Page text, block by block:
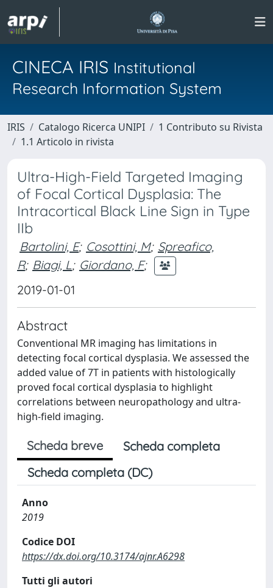
CINECA IRIS Institutional
Research Information System
IRIS Catalogo Ricerca UNIPI
1 Contributo su Rivista
1.1 Articolo in rivista
Ultra-High-Field Targeted Imaging
of Focal Cortical Dysplasia: The
Intracortical Black Line Sign in Type
IIb
Bartolini, E; Cosottini, M; Spreafico,
R; Biagi, L; Giordano, F;
2019-01-01
Abstract
Conventional MR imaging has limitations in
detecting focal cortical dysplasia. We assessed the
added value of 7T in patients with histologically
proved focal cortical dysplasia to highlight
correlations between neuropathology and ultra-
high-field imaging.
Scheda breve
Scheda completa
Scheda completa (DC)
Anno
2019
Codice DOI
https://dx.doi.org/10.3174/ajnr.A6298
Tutti gli autori